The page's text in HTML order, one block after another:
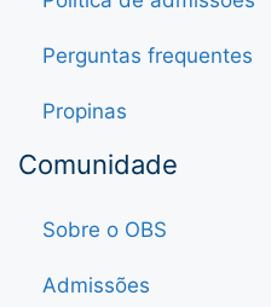
Perguntas frequentes
Propinas
Comunidade
Sobre o OBS
Admissões